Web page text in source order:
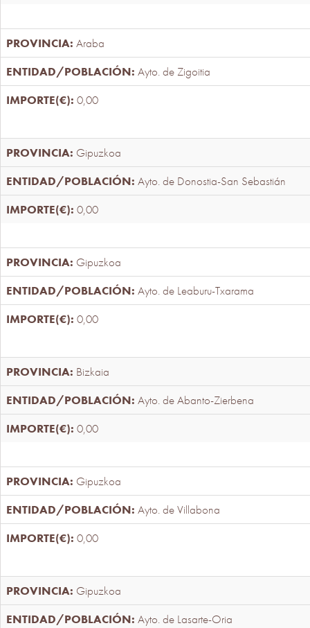
Araba
Ayto. de Zigoitia
0,00
Gipuzkoa
Ayto. de Donostia-San Sebastián
0,00
Gipuzkoa
Ayto. de Leaburu-Txarama
0,00
Bizkaia
Ayto. de Abanto-Zierbena
0,00
Gipuzkoa
Ayto. de Villabona
0,00
Gipuzkoa
Ayto. de Lasarte-Oria